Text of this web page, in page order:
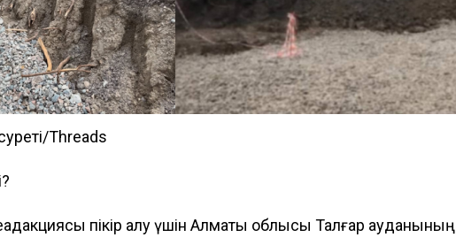
Threads
пікір алу үшін Алматы облысы Талғар ауданының